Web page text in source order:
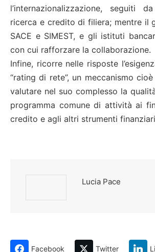
l’internazionalizzazione, seguiti
ricerca e credito di filiera; mentre il
SACE e SIMEST, e gli istituti
con cui rafforzare la collaborazione.
Infine, ricorre nelle risposte
“rating di rete”, un meccanismo
valutare nel suo complesso la
programma comune di attività ai
credito e agli altri strumenti
Lucia Pace
Facebook Twitter